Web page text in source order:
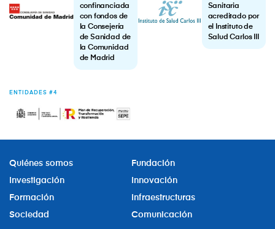
confinanciada
con fondos de
la Consejería
de Sanidad de
la Comunidad
de Madrid
Sanitaria
acreditado por
el Instituto de
Salud Carlos III
ENTIDADES #4
Quiénes somos
Fundación
Investigación
Innovación
Formación
Infraestructuras
Sociedad
Comunicación